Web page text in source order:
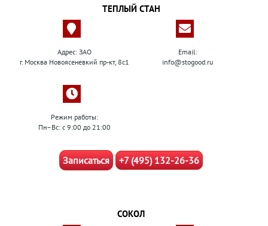
ТЕПЛЫЙ СТАН
Адрес: ЗАО
г. Москва Новоясеневкий пр-кт, 8с1
Email:
info@stogood.ru
Режим работы:
Пн–Вс: с 9:00 до 21:00
Записаться +7 (495) 132-26-36
СОКОЛ